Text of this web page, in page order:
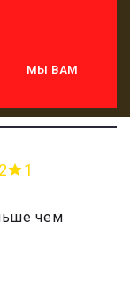
МЫ ВАМ
2 1
чем